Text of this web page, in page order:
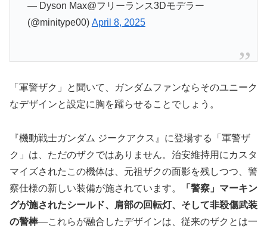
— Dyson Max@フリーランス3Dモデラー
(@minitype00) April 8, 2025
「軍警ザク」と聞いて、ガンダムファンならそのユニーク
なデザインと設定に胸を躍らせることでしょう。
『機動戦士ガンダム ジークアクス』に登場する「軍警ザ
ク」は、ただのザクではありません。治安維持用にカスタ
マイズされたこの機体は、元祖ザクの面影を残しつつ、警
察仕様の新しい装備が施されています。
「警察」マーキン
グが施されたシールド、肩部の回転灯、そして非殺傷武装
の警棒—これらが融合したデザインは、従来のザクとは一